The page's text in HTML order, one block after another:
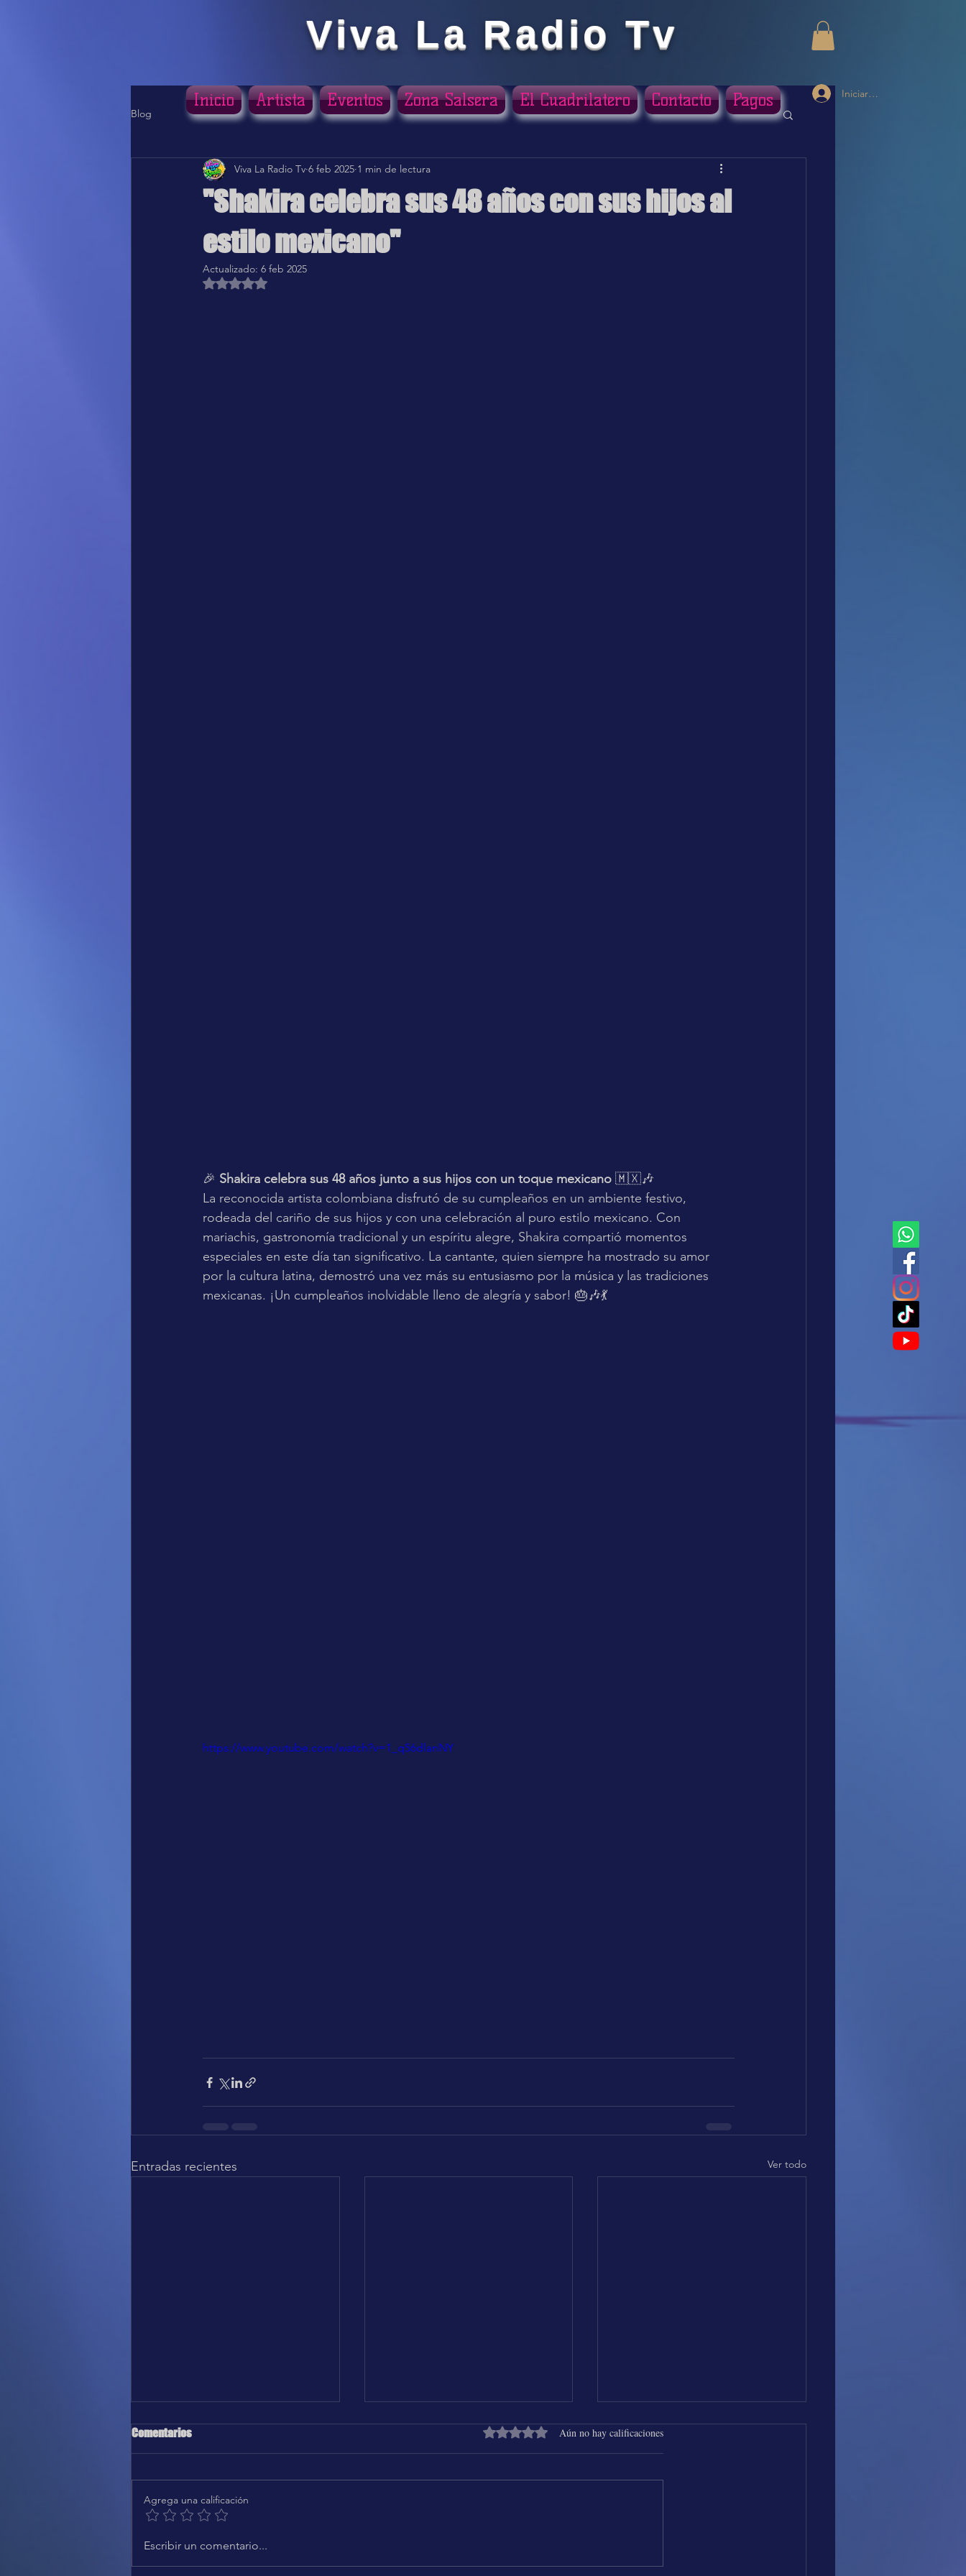
Viva La Radio Tv
Iniciar sesión
Blog
"Shakira celebra sus 48 años con sus hijos al
estilo mexicano"
Viva La Radio Tv 6 feb 2025 1 min de lectura
Actualizado: 6 feb 2025
Obtuvo NaN de 5 estrellas.
🎉 Shakira celebra sus 48 años junto a sus hijos con un toque mexicano 🇲🇽🎶
La reconocida artista colombiana disfrutó de su cumpleaños en un ambiente festivo,
rodeada del cariño de sus hijos y con una celebración al puro estilo mexicano. Con
mariachis, gastronomía tradicional y un espíritu alegre, Shakira compartió momentos
especiales en este día tan significativo. La cantante, quien siempre ha mostrado su amor
por la cultura latina, demostró una vez más su entusiasmo por la música y las tradiciones
mexicanas. ¡Un cumpleaños inolvidable lleno de alegría y sabor! 🎂🎶💃
https://www.youtube.com/watch?v=1_q56dlanNY
Entradas recientes Ver todo
Karol G, Greg Gonzalez - Después
Comentarios Obtuvo 0 de 5 estrellas.
Aún no hay calificaciones
Agrega una calificación
Escribir un comentario...
Inicio Artista Eventos Zona Salsera El Cuadrilatero Contacto Pagos